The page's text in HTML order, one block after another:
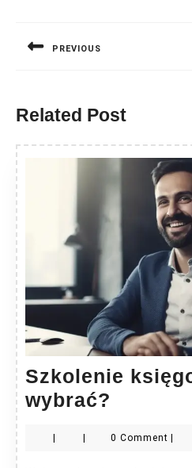
PREVIOUS
Related Post
Szkolenie
wybrać?
–
| | 0 Comment |